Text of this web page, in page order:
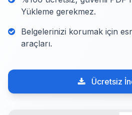
Yükleme gerekmez.
Belgelerinizi korumak için
araçları.
Ücretsiz